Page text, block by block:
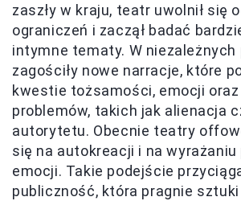
zaszły w kraju, teatr uwolnił się
ograniczeń i zaczął badać
intymne tematy. W
zagościły nowe narracje, które
kwestie tożsamości, emocji oraz
problemów, takich jak alienacja
autorytetu. Obecnie teatry
się na autokreacji i na
emocji. Takie podejście
publiczność, która pragnie sztuki